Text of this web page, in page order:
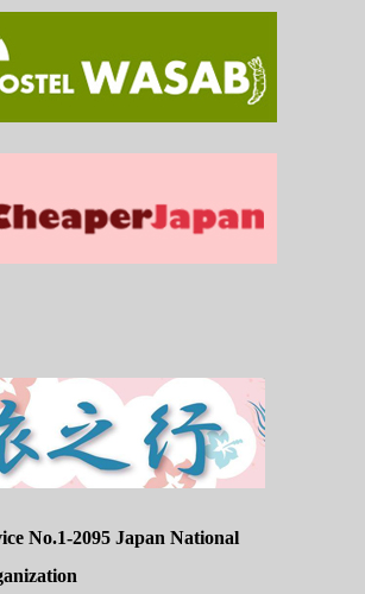
No.1-2095 Japan National